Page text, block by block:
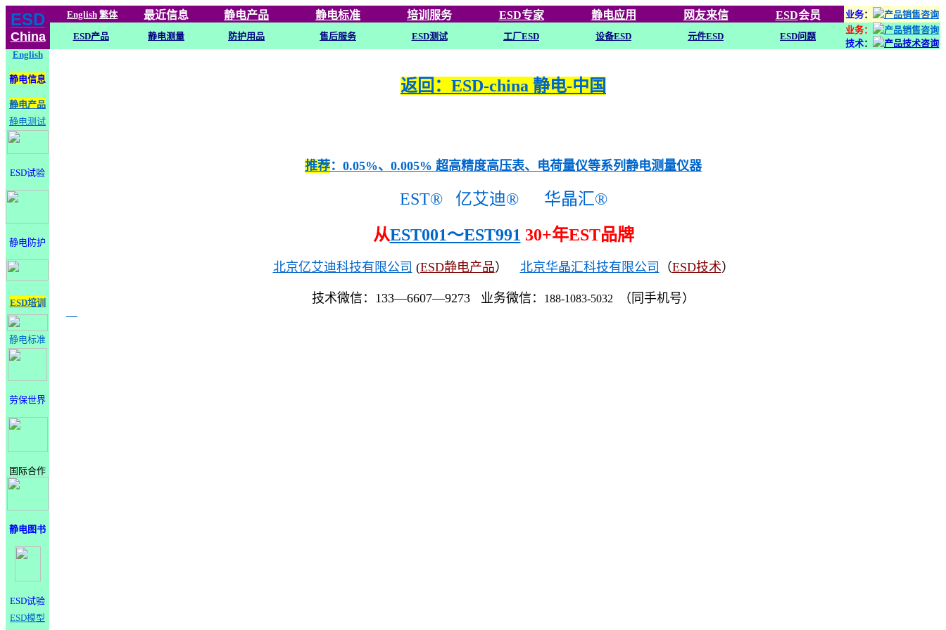
ESD
China
English 繁体 最近信息 静电产品 静电标准 培训 服务 ESD专家 静电应用 网友来信 ESD会员 业务：
ESD产品 静电测量 防护用品 售后服务 ESD测试 工厂ESD 设备ESD 元件ESD ESD问题
业务：
技术：
English
静电信息
静电产品
静电测试
ESD试验
静电防护
ESD培训
静电标准
劳保世界
国际合作
静电图书
ESD试验
ESD模型
返回：ESD-china 静电-中国
推荐：0.05%、0.005% 超高精度高压表、电荷量仪等系列静电测量仪器
EST® 亿艾迪®
华晶汇®
从EST001～EST991 30+年EST品牌
北京亿艾迪科技有限公司 (ESD静电产品） 北京华晶汇科技有限公司 （ESD技术）
技术微信：133—6607—9273 业务微信： 188-1083-5032 （同手机号）